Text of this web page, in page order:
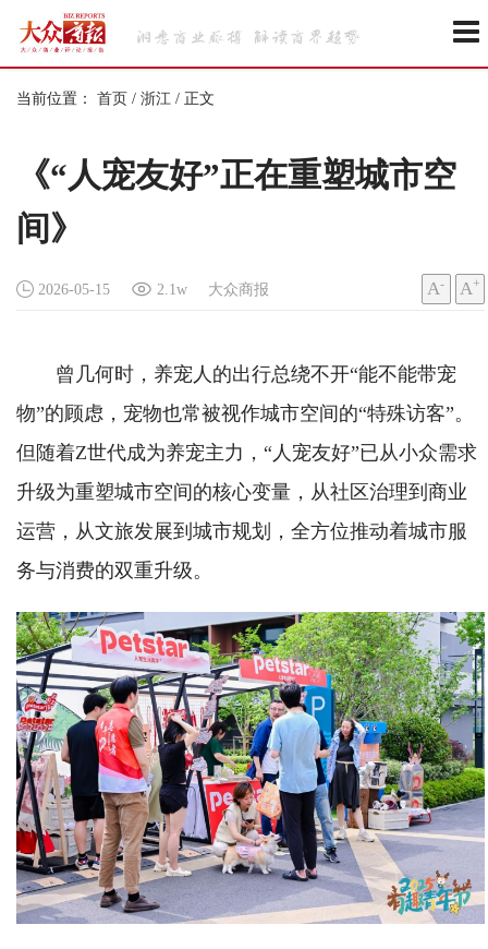
当前位置： 首页 / 浙江 / 正文
《“人宠友好”正在重塑城市空
间》
2026-05-15 2.1w 大众商报 A- A+
曾几何时，养宠人的出行总绕不开“能不能带宠
物”的顾虑，宠物也常被视作城市空间的“特殊访客”。
但随着Z世代成为养宠主力，“人宠友好”已从小众需求
升级为重塑城市空间的核心变量，从社区治理到商业
运营，从文旅发展到城市规划，全方位推动着城市服
务与消费的双重升级。